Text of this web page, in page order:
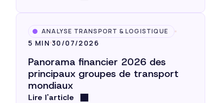
ANALYSE TRANSPORT & LOGISTIQUE
5 MIN 30/07/2026
Panorama financier 2026 des
principaux groupes de transport
mondiaux
Lire l'article